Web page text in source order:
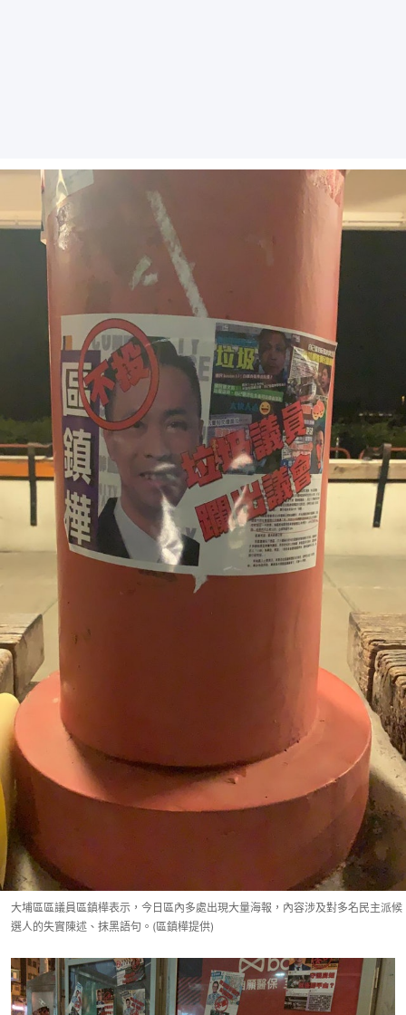
大埔區區議員區鎮樺表示，今日區內多處出現大量海報，內容涉及對多名民主派候
選人的失實陳述、抹黑語句。(區鎮樺提供)